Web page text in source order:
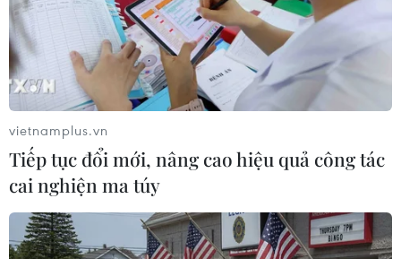
06/08/2026 15:33
Tiêu chí mới phân loại doanh nghiệp
để thực hiện cơ cấu lại vốn nhà nước
Việt Nam tiếp tục là thị trường trọng
điểm của doanh nghiệp thực phẩm
Ba Lan
vietnamplus.vn
Tiếp tục đổi mới, nâng cao hiệu quả công tác
cai nghiện ma túy